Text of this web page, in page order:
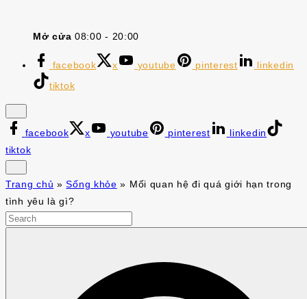
Mở cửa 08:00 - 20:00
facebook x youtube pinterest
linkedin
tiktok
facebook x youtube pinterest
linkedin
tiktok
Trang chủ »Sống khỏe » Mối quan hệ đi quá giới hạn trong
tình yêu là gì?